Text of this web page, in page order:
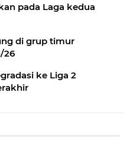
pada Laga kedua
di grup timur
26
ke Liga 2